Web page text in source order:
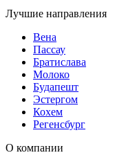
Лучшие направления
Вена
Пассау
Братислава
Молоко
Будапешт
Эстергом
Кохем
Регенсбург
О компании